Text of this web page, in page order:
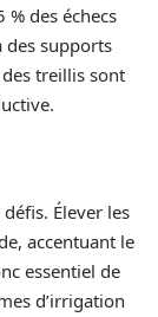
% des échecs
des supports
treillis sont
Élever les
accentuant le
essentiel de
d’irrigation